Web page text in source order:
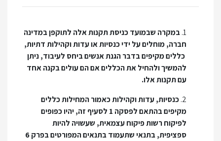
1. במקרה שבמועד כניסת תקנות אלה לתוקפן במדינה
חברה, מוחלים על ידי כנסיות או עדות וקהילות דתיות,
כללים מקיפים בדבר הגנת אנשים ביחס לעיבוד, ניתן
להמשיך ולהחיל את הכללים אם הם עולים בקנה אחד
עם תקנות אלו.
2. כנסיות, עדות וקהילות כאמור המחילות כללים
מקיפים בהתאם לפסקה 1 לסעיף זה, יהיו כפופים
לפיקוח רשות פיקוח עצמאית, שעשויה להיות
ספציפית, בתנאי שתעמוד בתנאים המפורטים בפרק 6